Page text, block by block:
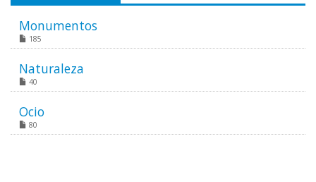
Monumentos
185
Naturaleza
40
Ocio
80